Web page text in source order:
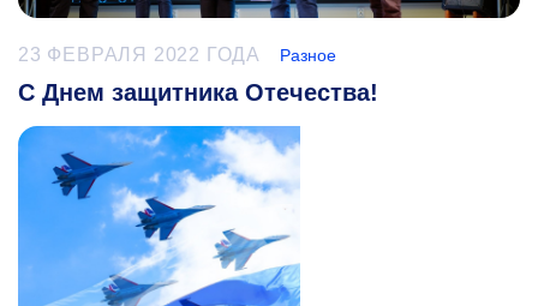
23 ФЕВРАЛЯ 2022 ГОДА Разное
С Днем защитника Отечества!